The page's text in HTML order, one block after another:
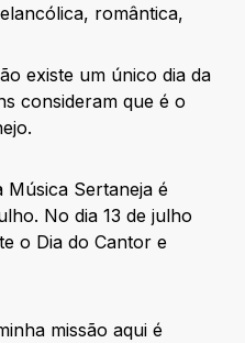
romântica,
existe um único dia da
consideram que é o
Música Sertaneja é
No dia 13 de julho
o Dia do Cantor e
missão aqui é